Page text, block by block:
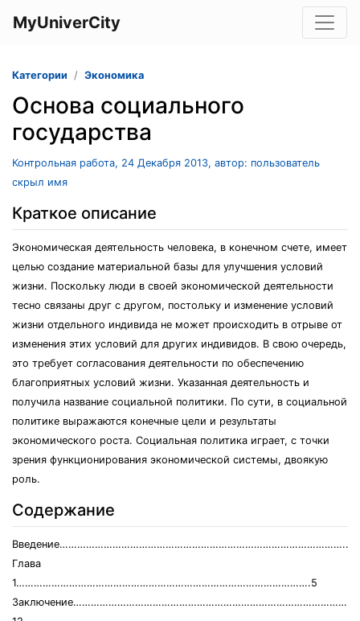
MyUniverCity
Категории Экономика
Основа социального
государства
Контрольная работа, 24 Декабря 2013, автор: пользователь
скрыл имя
Краткое описание
Экономическая деятельность человека, в конечном счете, имеет
целью создание материальной базы для улучшения условий
жизни. Поскольку люди в своей экономической деятельности
тесно связаны друг с другом, постольку и изменение условий
жизни отдельного индивида не может происходить в отрыве от
изменения этих условий для других индивидов. В свою очередь,
это требует согласования деятельности по обеспечению
благоприятных условий жизни. Указанная деятельность и
получила название социальной политики. По сути, в социальной
политике выражаются конечные цели и результаты
экономического роста. Социальная политика играет, с точки
зрения функционирования экономической системы, двоякую
роль.
Содержание
Введение……………………………………………………………………………………..3
Глава
1……………………………………………………………………………………….5
Заключение…………………………………………………………………………………